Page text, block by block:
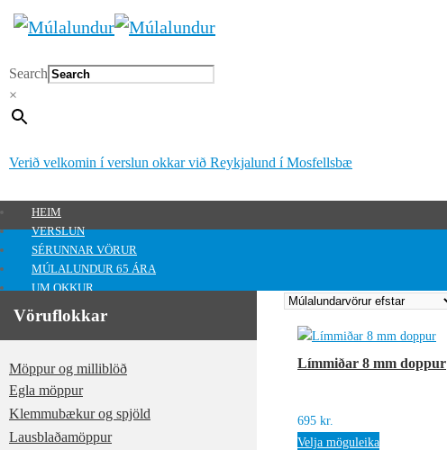
Search
×
Verið velkomin í verslun okkar við Reykjalund í Mosfellsbæ
HEIM
VERSLUN
SÉRUNNAR VÖRUR
MÚLALUNDUR 65 ÁRA
UM OKKUR
HAFA SAMBAND
MITT SVÆÐI
0kr.
Límmiðar 8 mm doppur
695 kr.
Velja möguleika
Vöruflokkar
Möppur og milliblöð
Egla möppur
Klemmubækur og spjöld
Lausblaðamöppur